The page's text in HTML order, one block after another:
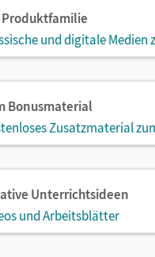
Produktfamilie
und digitale Medien
Bonusmaterial
Zusatzmaterial
Unterrichtsideen
und Arbeitsblätter